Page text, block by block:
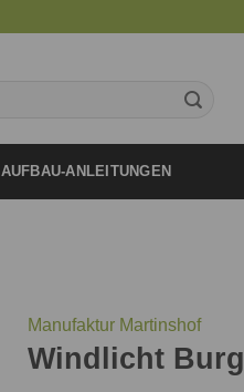
AUFBAU-ANLEITUNGEN
Manufaktur Martinshof
Windlicht Burg